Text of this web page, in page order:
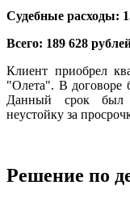
Судебные расходы:
Всего: 189 628
Клиент приобрел
"Олета". В договоре
Данный срок был
неустойку за
Решение по